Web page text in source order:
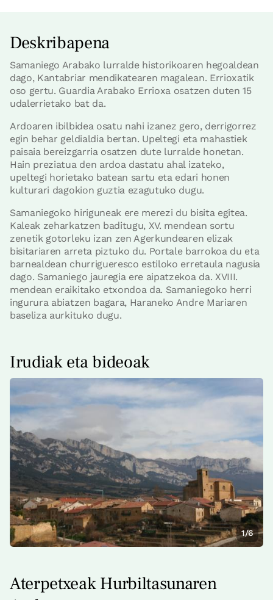
Deskribapena
Samaniego Arabako lurralde historikoaren hegoaldean
dago, Kantabriar mendikatearen magalean. Errioxatik
oso gertu. Guardia Arabako Errioxa osatzen duten 15
udalerrietako bat da.
Ardoaren ibilbidea osatu nahi izanez gero, derrigorrez
egin behar geldialdia bertan. Upeltegi eta mahastiek
paisaia bereizgarria osatzen dute lurralde honetan.
Hain preziatua den ardoa dastatu ahal izateko,
upeltegi horietako batean sartu eta edari honen
kulturari dagokion guztia ezagutuko dugu.
Samaniegoko hiriguneak ere merezi du bisita egitea.
Kaleak zeharkatzen baditugu, XV. mendean sortu
zenetik gotorleku izan zen Agerkundearen elizak
bisitariaren arreta piztuko du. Portale barrokoa du eta
barnealdean churrigueresco estiloko erretaula nagusia
dago. Samaniego jauregia ere aipatzekoa da. XVIII.
mendean eraikitako etxondoa da. Samaniegoko herri
ingurura abiatzen bagara, Haraneko Andre Mariaren
baseliza aurkituko dugu.
Irudiak eta bideoak
1/6
Aterpetxeak Hurbiltasunaren